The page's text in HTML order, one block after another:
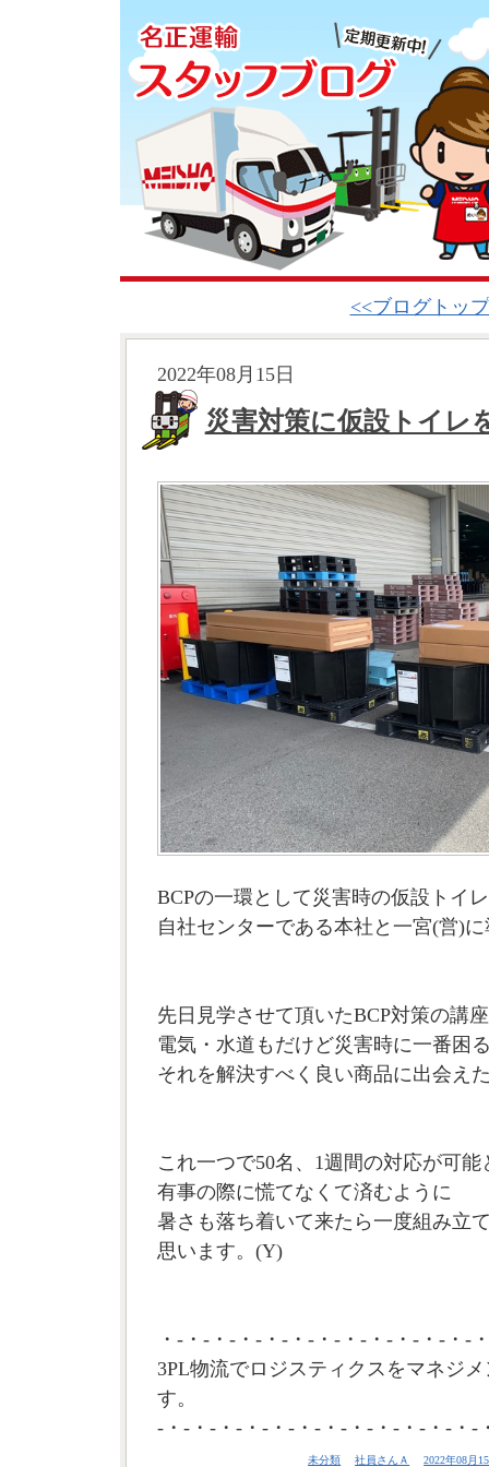
<<ブログトッ
2022年08月15日
災害対策に仮設トイレ
BCPの一環として災害時の仮設トイ
自社センターである本社と一宮(営)
先日見学させて頂いたBCP対策の講
電気・水道もだけど災害時に一番困
それを解決すべく良い商品に出会え
これ一つで50名、1週間の対応が可能
有事の際に慌てなくて済むように
暑さも落ち着いて来たら一度組み立
思います。(Y)
・-・-・-・-・-・-・-・-・-・-・-・-
3PL物流でロジスティクスをマネジ
す。
-・-・-・-・-・-・-・-・-・-・-・-・-
未分類 社員さんＡ 2022年08月